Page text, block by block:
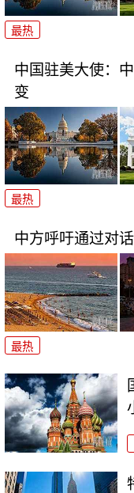
最热
中国驻美大使：
变
最热
中方呼吁通过对
最热